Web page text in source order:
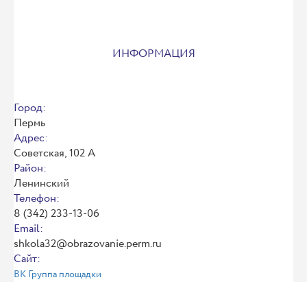
ИНФОРМАЦИЯ
Город:
Пермь
Адрес:
Советская, 102 А
Район:
Ленинский
Телефон:
8 (342) 233-13-06
Email:
shkola32@obrazovanie.perm.ru
Сайт:
ВК Группа площадки